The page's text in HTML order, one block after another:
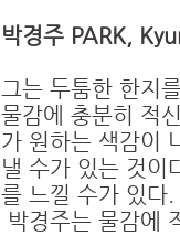
박경주 PARK,
그는 두툼한 한지
물감에 충분히 적
가 원하는 색감이
낼 수가 있는 것이
를 느낄 수가 있다.
박경주는 물감에